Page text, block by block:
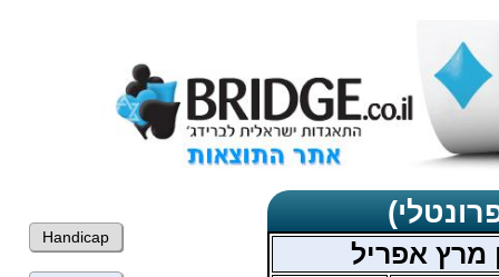
מרץ אפריל
Handicap